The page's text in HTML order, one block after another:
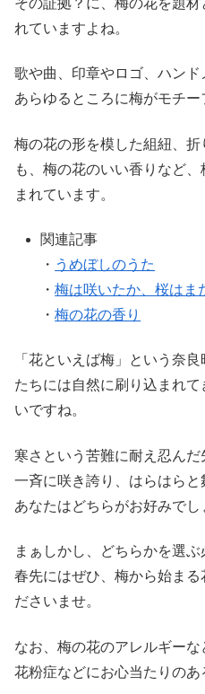
れていますよね。
歌や曲、印章やロゴ、ハンド
あらゆるところに梅がモチー
梅の花の形を模した組紐、
も、梅の花のいい香りなど
まれています。
関連記事
・ うめぼしのうた
・梅は咲いたか、桜はま
・梅の花の香り
「花といえば梅」という奈
たちには自然に刷り込まれ
いですね。
寒さという苦難に耐え忍んだ
一斉に咲き誇り、はらはらと
あなたはどちらがお好みでし
まぁしかし、どちらかを選ぶ
春先にはぜひ、梅から始まる
ださいませ。
なお、梅の花のアレルギーな
花粉症などにお心当たりのあ